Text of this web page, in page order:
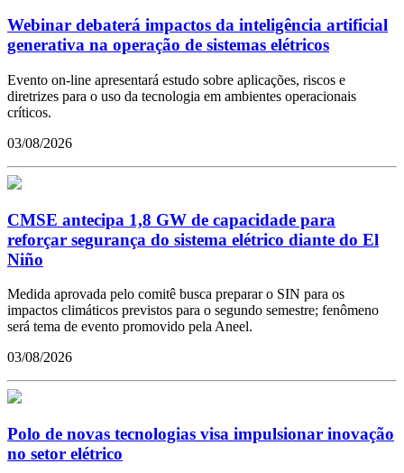
Webinar debaterá impactos da inteligência artificial
generativa na operação de sistemas elétricos
Evento on-line apresentará estudo sobre aplicações, riscos e
diretrizes para o uso da tecnologia em ambientes operacionais
críticos.
03/08/2026
CMSE antecipa 1,8 GW de capacidade para
reforçar segurança do sistema elétrico diante do El
Niño
Medida aprovada pelo comitê busca preparar o SIN para os
impactos climáticos previstos para o segundo semestre; fenômeno
será tema de evento promovido pela Aneel.
03/08/2026
Polo de novas tecnologias visa impulsionar inovação
no setor elétrico